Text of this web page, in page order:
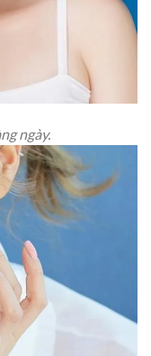
ngày.